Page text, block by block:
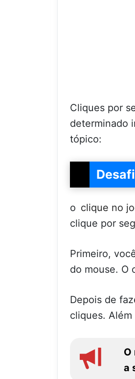
Cliques por
determinado
tópico:
o clique no
clique por
Primeiro,
do mouse. O
Depois de
cliques.
O
a